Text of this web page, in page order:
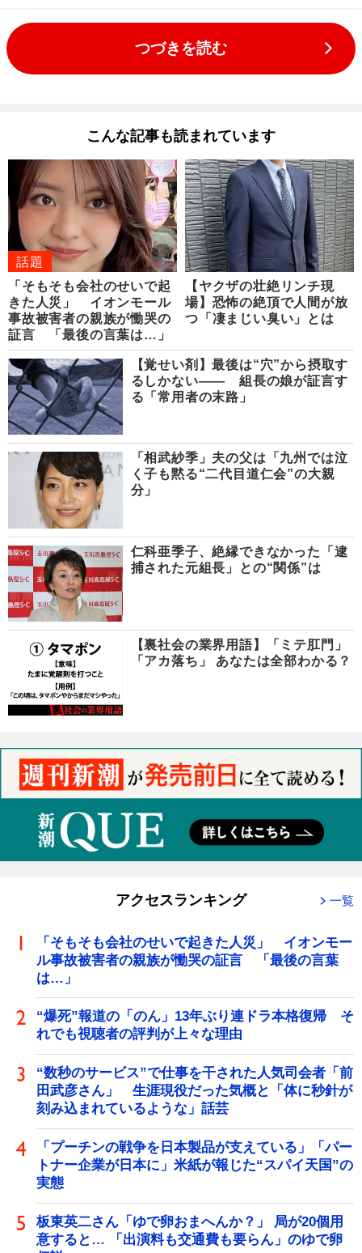
つづきを読む
こんな記事も読まれています
話題
「そもそも会社のせいで起
きた人災」 イオンモール
事故被害者の親族が慟哭の
証言 「最後の言葉は…」
【ヤクザの壮絶リンチ現
場】恐怖の絶頂で人間が放
つ「凄まじい臭い」とは
【覚せい剤】最後は“穴”から摂取す
るしかない―― 組長の娘が証言す
る「常用者の末路」
「相武紗季」夫の父は「九州では泣
く子も黙る“二代目道仁会”の大親
分」
仁科亜季子、絶縁できなかった「逮
捕された元組長」との“関係”は
【裏社会の業界用語】「ミテ肛門」
「アカ落ち」 あなたは全部わかる？
アクセスランキング 一覧
「そもそも会社のせいで起きた人災」 イオンモー
ル事故被害者の親族が慟哭の証言 「最後の言葉
は…」
“爆死”報道の「のん」13年ぶり連ドラ本格復帰 そ
れでも視聴者の評判が上々な理由
“数秒のサービス”で仕事を干された人気司会者「前
田武彦さん」 生涯現役だった気概と「体に秒針が
刻み込まれているような」話芸
「プーチンの戦争を日本製品が支えている」「パー
トナー企業が日本に」米紙が報じた“スパイ天国”の
実態
板東英二さん「ゆで卵おまへんか？」 局が20個用
意すると… 「出演料も交通費も要らん」のゆで卵